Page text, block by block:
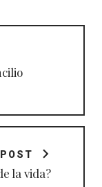
la vida?